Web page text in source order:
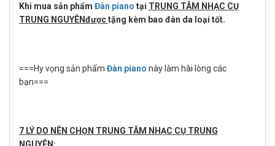
Khi mua sản phẩm Đàn piano tại TRUNG TÂM NHẠC CỤ
TRUNG NGUYÊNđượctặng kèm bao đàn da loại tốt.
===Hy vọng sản phẩm Đàn piano này làm hài lòng các
bạn===
7 LÝ DO NÊN CHỌN TRUNG TÂM NHẠC CỤ TRUNG